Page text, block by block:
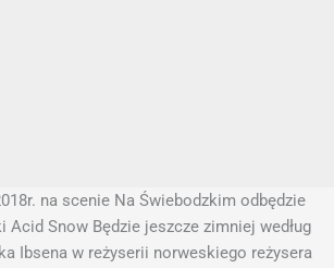
na scenie Na Świebodzkim odbędzie
Acid Snow Będzie jeszcze zimniej według
Ibsena w reżyserii norweskiego reżysera